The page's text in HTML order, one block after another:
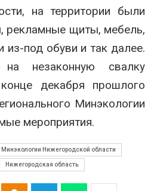
на территории были
рекламные щиты, мебель,
из-под обуви и так далее.
незаконную свалку
декабря прошлого
Минэкологии
мероприятия.
Минэкологии Нижегородской области
Нижегородская область